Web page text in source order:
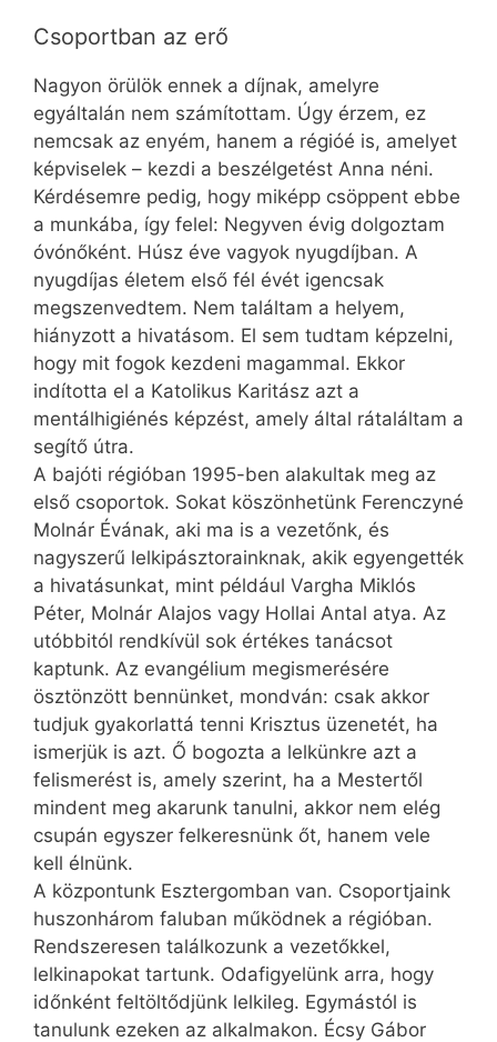
Csoportban az erő
Nagyon örülök ennek a díjnak, amelyre
egyáltalán nem számítottam. Úgy érzem, ez
nemcsak az enyém, hanem a régióé is, amelyet
képviselek – kezdi a beszélgetést Anna néni.
Kérdésemre pedig, hogy miképp csöppent ebbe
a munkába, így felel: Negyven évig dolgoztam
óvónőként. Húsz éve vagyok nyugdíjban. A
nyugdíjas életem első fél évét igencsak
megszenvedtem. Nem találtam a helyem,
hiányzott a hivatásom. El sem tudtam képzelni,
hogy mit fogok kezdeni magammal. Ekkor
indította el a Katolikus Karitász azt a
mentálhigiénés képzést, amely által rátaláltam a
segítő útra.
A bajóti régióban 1995-ben alakultak meg az
első csoportok. Sokat köszönhetünk Ferenczyné
Molnár Évának, aki ma is a vezetőnk, és
nagyszerű lelkipásztorainknak, akik egyengették
a hivatásunkat, mint például Vargha Miklós
Péter, Molnár Alajos vagy Hollai Antal atya. Az
utóbbitól rendkívül sok értékes tanácsot
kaptunk. Az evangélium megismerésére
ösztönzött bennünket, mondván: csak akkor
tudjuk gyakorlattá tenni Krisztus üzenetét, ha
ismerjük is azt. Ő bogozta a lelkünkre azt a
felismerést is, amely szerint, ha a Mestertől
mindent meg akarunk tanulni, akkor nem elég
csupán egyszer felkeresnünk őt, hanem vele
kell élnünk.
A központunk Esztergomban van. Csoportjaink
huszonhárom faluban működnek a régióban.
Rendszeresen találkozunk a vezetőkkel,
lelkinapokat tartunk. Odafigyelünk arra, hogy
időnként feltöltődjünk lelkileg. Egymástól is
tanulunk ezeken az alkalmakon. Écsy Gábor